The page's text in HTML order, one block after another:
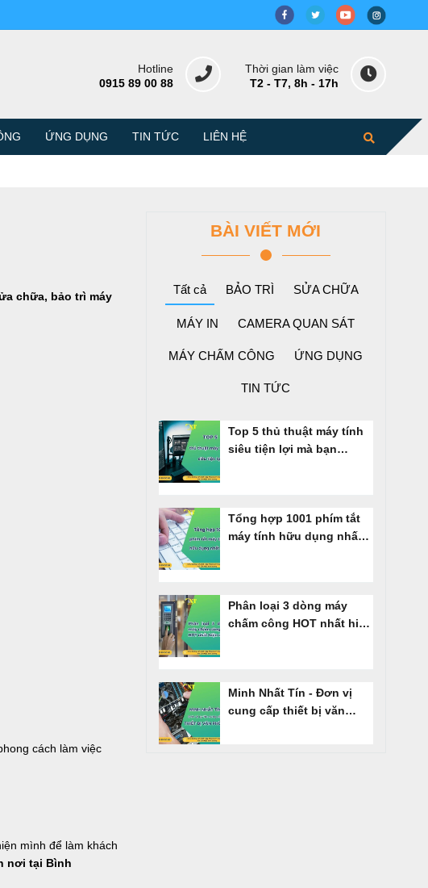
Hotline
0915 89 00 88
Thời gian làm việc
T2 - T7, 8h - 17h
ỨNG DỤNG TIN TỨC LIÊN HỆ
chữa, bảo trì máy
cách làm việc
mình để làm khách
nơi tại Bình
BÀI VIẾT MỚI
Tất cả BẢO TRÌ SỬA CHỮA
MÁY IN CAMERA QUAN SÁT
MÁY CHẤM CÔNG ỨNG DỤNG
TIN TỨC
Top 5 thủ thuật máy tính
siêu tiện lợi mà bạn
Tổng hợp 1001 phím tắt
máy tính hữu dụng nhất
Phân loại 3 dòng máy
chấm công HOT nhất hiện
Minh Nhất Tín - Đơn vị
cung cấp thiết bị văn